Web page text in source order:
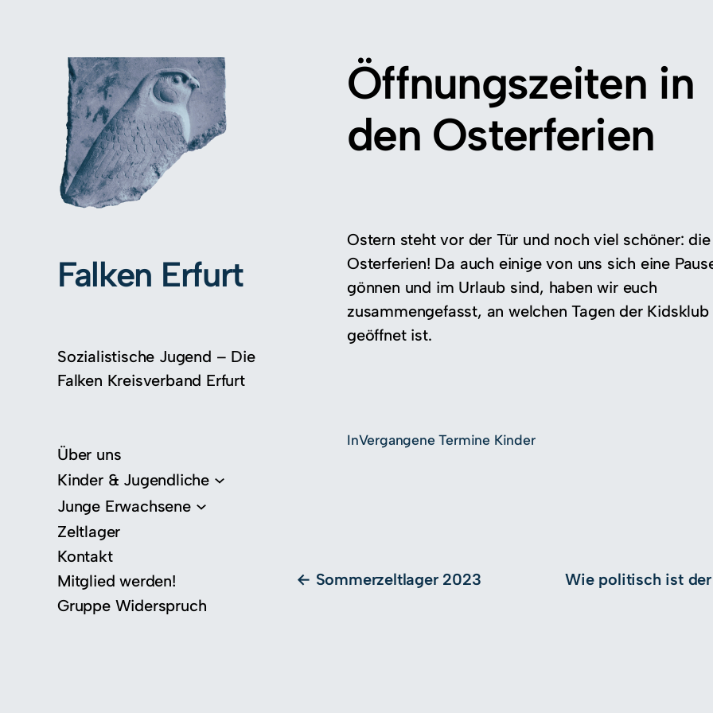
Falken Erfurt
Sozialistische Jugend – Die
Falken Kreisverband Erfurt
Über uns
Kinder & Jugendliche
Junge Erwachsene
Zeltlager
Kontakt
Mitglied werden!
Gruppe Widerspruch
Öffnungszeiten in
den Osterferien
Ostern steht vor der Tür und noch viel schöner: die
Osterferien! Da auch einige von uns sich eine
gönnen und im Urlaub sind, haben wir euch
zusammengefasst, an welchen Tagen der Kidsklub
geöffnet ist.
InVergangene Termine Kinder
Sommerzeltlager 2023 Wie politisch ist